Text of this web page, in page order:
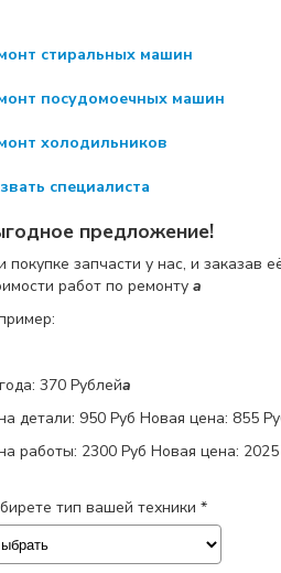
стиральных машин
посудомоечных машин
холодильников
специалиста
предложение!
покупке запчасти у нас, и заказав
работ по ремонту a
370 Рублейa
детали: 950 Руб Новая цена: 855
работы: 2300 Руб Новая цена: 2025
тип вашей техники *